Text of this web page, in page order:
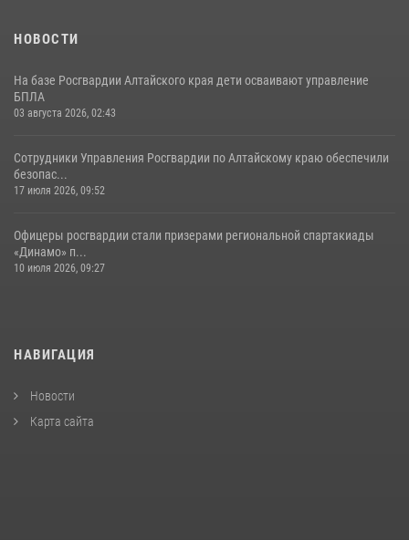
НОВОСТИ
На базе Росгвардии Алтайского края дети осваивают управление
БПЛА
03 августа 2026, 02:43
Сотрудники Управления Росгвардии по Алтайскому краю обеспечили
безопас...
17 июля 2026, 09:52
Офицеры росгвардии стали призерами региональной спартакиады
«Динамо» п...
10 июля 2026, 09:27
НАВИГАЦИЯ
Новости
Карта сайта